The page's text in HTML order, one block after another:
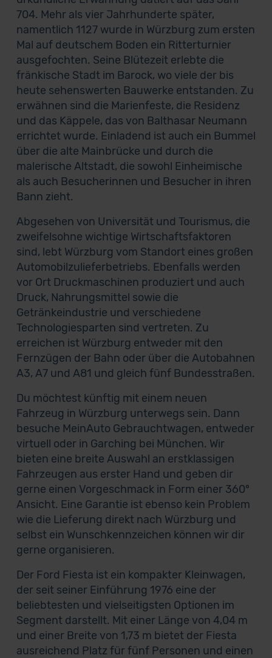
704. Mehr als vier Jahrhunderte später,
namentlich 1127 wurde in Würzburg zum ersten
Mal auf deutschem Boden ein Ritterturnier
ausgefochten. Seine Blütezeit erlebte die
fränkische Stadt im Barock, wo viele der bis
heute sehenswerten Bauwerke entstanden. Zu
erwähnen sind die Marienfeste, die Residenz
und das Käppele, das von Balthasar Neumann
errichtet wurde. Einladend ist auch ein Bummel
über die alte Mainbrücke und durch die
malerische Altstadt, die sowohl Einheimische
als auch Besucherinnen und Besucher in ihren
Bann zieht.
Abgesehen von Universität und Tourismus, die
zweifelsohne wichtige Wirtschaftsfaktoren
sind, lebt Würzburg vom Standort eines großen
Automobilzulieferbetriebs. Ebenfalls werden
vor Ort Druckmaschinen produziert und auch
Druck, Nahrungsmittel sowie die
Getränkeindustrie und verschiedene
Technologiesparten sind vertreten. Zu
erreichen ist Würzburg entweder mit den
Fernzügen der Bahn oder über die Autobahnen
A3, A7 und A81 und gleich fünf Bundesstraßen.
Du möchtest künftig mit einem neuen
Fahrzeug in Würzburg unterwegs sein. Dann
besuche MeinAuto Gebrauchtwagen, entweder
virtuell oder in Garching bei München. Wir
bieten eine breite Auswahl an erstklassigen
Fahrzeugen aus erster Hand und geben dir
gerne einen Vorgeschmack in Form einer 360°
Ansicht. Eine Garantie ist ebenso kein Problem
wie die Lieferung direkt nach Würzburg und
selbst ein Wunschkennzeichen können wir dir
gerne organisieren.
Der Ford Fiesta ist ein kompakter Kleinwagen,
der seit seiner Einführung 1976 eine der
beliebtesten und vielseitigsten Optionen im
Segment darstellt. Mit einer Länge von 4,04 m
und einer Breite von 1,73 m bietet der Fiesta
ausreichend Platz für fünf Personen und einen